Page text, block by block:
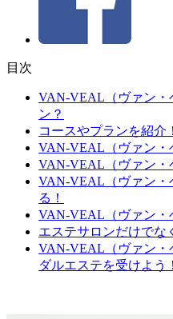
目次
VAN-VEAL（ヴァン・
ン？
コースやプランを紹介！
VAN-VEAL（ヴァン・
VAN-VEAL（ヴァン・
VAN-VEAL（ヴァン・
る！
VAN-VEAL（ヴァン・
エステサロンだけでな
VAN-VEAL（ヴァン・
ダルエステを受けよう！